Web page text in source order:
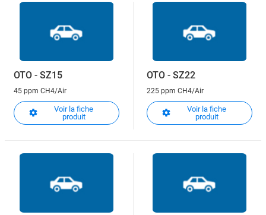
OTO - SZ15
45 ppm CH4/Air
Voir la fiche
produit
OTO - SZ22
225 ppm CH4/Air
Voir la fiche
produit